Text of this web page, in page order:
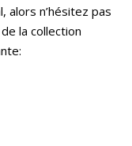
alors n’hésitez pas
la collection